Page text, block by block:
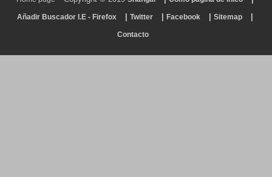
Añadir Buscador I.E - Firefox Twitter Facebook Sitemap
Contacto